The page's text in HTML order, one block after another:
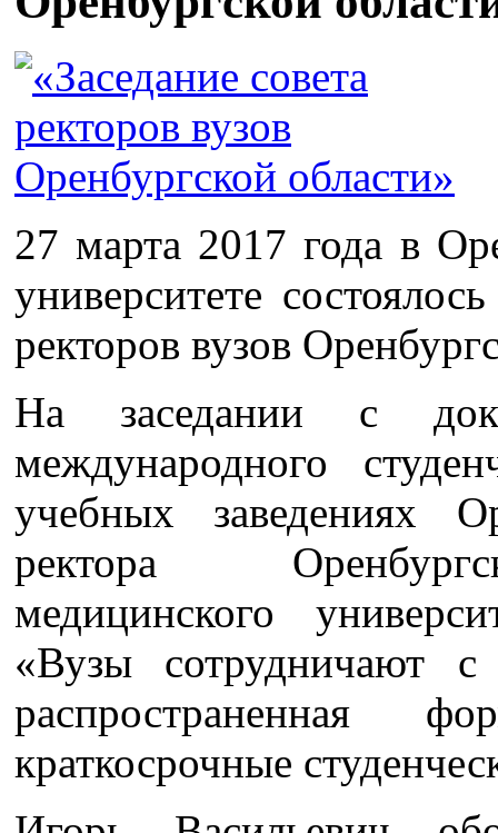
27 марта 2017 года в
университете
ректоров вузов
На заседании с
международного
учебных заведениях
ректора
медицинского
«Вузы сотрудничают
распространенная
краткосрочные